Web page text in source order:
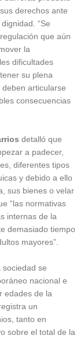
derechos ante
“Se
que aún
la
dificultades
su plena
articularse
consecuencias
detalló que
a padecer,
diferentes tipos
y debido a ello
sus bienes o velar
“las normativas
internas de la
demasiado tiempo
mayores”.
sociedad se
nacional e
edades de la
un
tanto en
sobre el total de la